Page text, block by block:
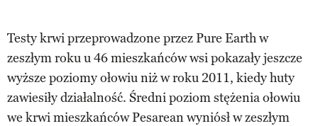
Testy krwi przeprowadzone przez Pure Earth w
zeszłym roku u 46 mieszkańców wsi pokazały jeszcze
wyższe poziomy ołowiu niż w roku 2011, kiedy huty
zawiesiły działalność. Średni poziom stężenia ołowiu
we krwi mieszkańców Pesarean wyniósł w zeszłym